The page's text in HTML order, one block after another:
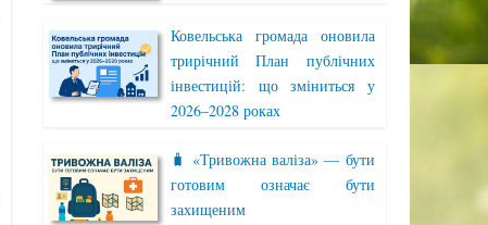
Ковельська громада оновила
трирічний План публічних
інвестицій: що зміниться у
2026–2028 роках
🧳 «Тривожна валіза» — бути
готовим означає бути
захищеним